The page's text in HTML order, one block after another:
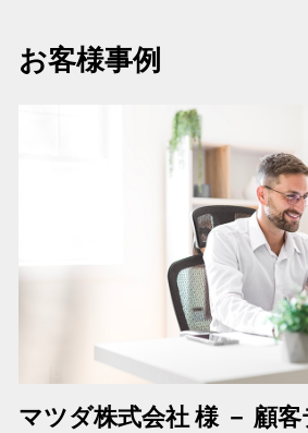
お客様事例
マツダ株式会社 様 － 顧